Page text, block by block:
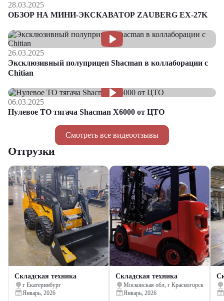
Смотреть все видеоотзывы
28.03.2025
ОБЗОР НА МИНИ-ЭКСКАВАТОР ZAUBERG EX-27K
26.03.2025
Эксклюзивный полуприцеп Shacman в коллаборации с
Chitian
06.03.2025
Нулевое ТО тягача Shacman Х6000 от ЦТО
Отгрузки
Складская техника
г Екатеринбург
Январь, 2026
Складская техника
Московская обл, г Красногорск
Январь, 2026